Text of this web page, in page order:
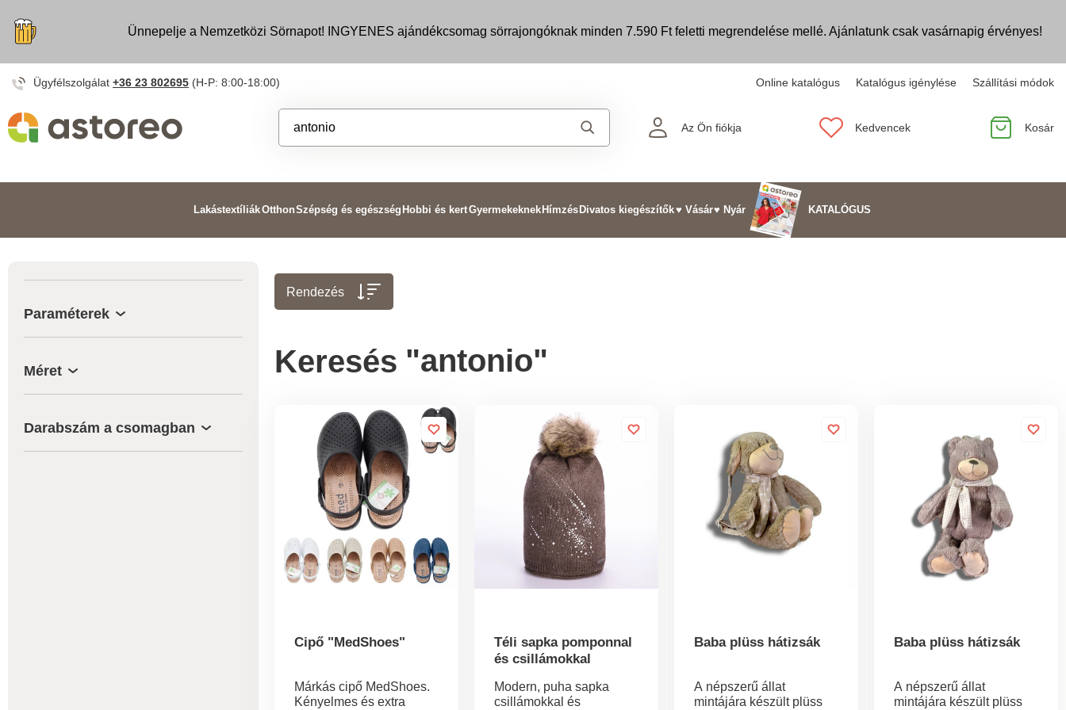
Ünnepelje a Nemzetközi Sörnapot! INGYENES ajándékcsomag sörrajongóknak minden 7.590 Ft feletti megrendelése mellé. Ajánlatunk csak vasárnapig érvényes!
Ügyfélszolgálat +36 23 802695 (H-P: 8:00-18:00) Online katalógus Katalógus igénylése Szállítási módok
Az Ön fiókja Kedvencek Kosár
LakástextíliákOtthonSzépség és egészség Hobbi és kertGyermekeknek Hímzés Divatos kiegészítők♥ Vásár♥ Nyár KATALÓGUS
Paraméterek
Méret
Darabszám a csomagban
Rendezés
Keresés "antonio"
Cipő "MedShoes"
Márkás cipő MedShoes.
Kényelmes és extra
Téli sapka pomponnal
és csillámokkal
Modern, puha sapka
csillámokkal és
Baba plüss hátizsák
A népszerű állat
mintájára készült plüss
Baba plüss hátizsák
A népszerű állat
mintájára készült plüss